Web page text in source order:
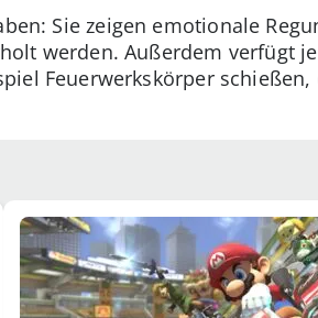
Sie zeigen emotionale
werden. Außerdem verfügt
Feuerwerkskörper